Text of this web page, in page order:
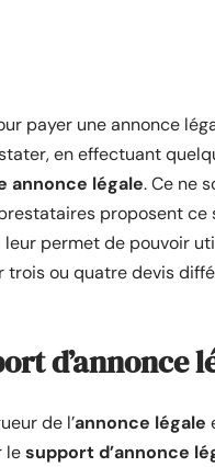
payer une annonce
en effectuant
annonce légale. Ce ne
proposent
permet de pouvoir
ou quatre devis
d’annonce
de l’annonce légale
lesupport d’annonce